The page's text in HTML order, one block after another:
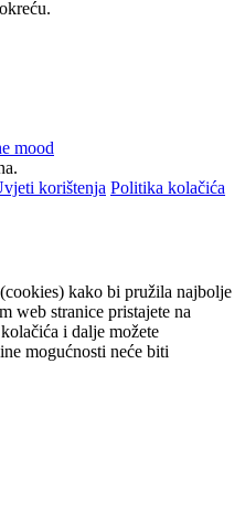
mood
korištenja Politika kolačića
kako bi pružila najbolje
web stranice pristajete na
i dalje možete
mogućnosti neće biti